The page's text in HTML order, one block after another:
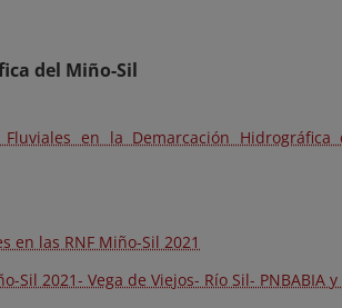
del Miño-Sil
Fluviales en la Demarcación
en las RNF Miño-Sil 2021
Sil 2021- Vega de Viejos- Río Sil- PNBABIA